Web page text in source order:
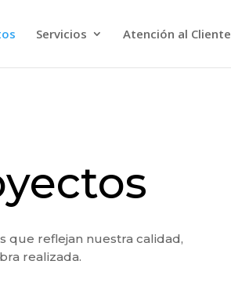
Servicios Atención al Cliente
que reflejan nuestra calidad,
realizada.